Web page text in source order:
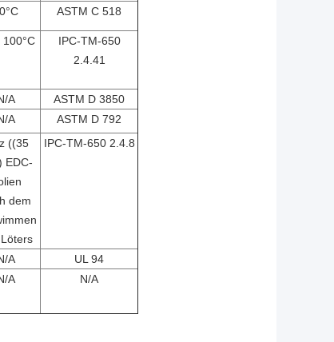
°C ASTM C 518
100°C
IPC-TM-650
2.4.41
A
ASTM D 3850
A
ASTM D 792
((35
EDC-
dem
IPC-TM-650 2.4.8
A
UL 94
A N/A